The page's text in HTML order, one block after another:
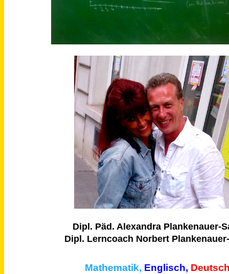
Dipl. Päd. Alexandra Plankenauer-
Dipl. Lerncoach Norbert
Mathematik, Englisch,